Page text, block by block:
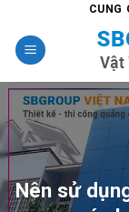
content
CUNG
Nên sử